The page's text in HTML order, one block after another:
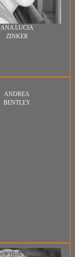
ANA LUCIA
ZINKER
ANDREA
BENTLEY